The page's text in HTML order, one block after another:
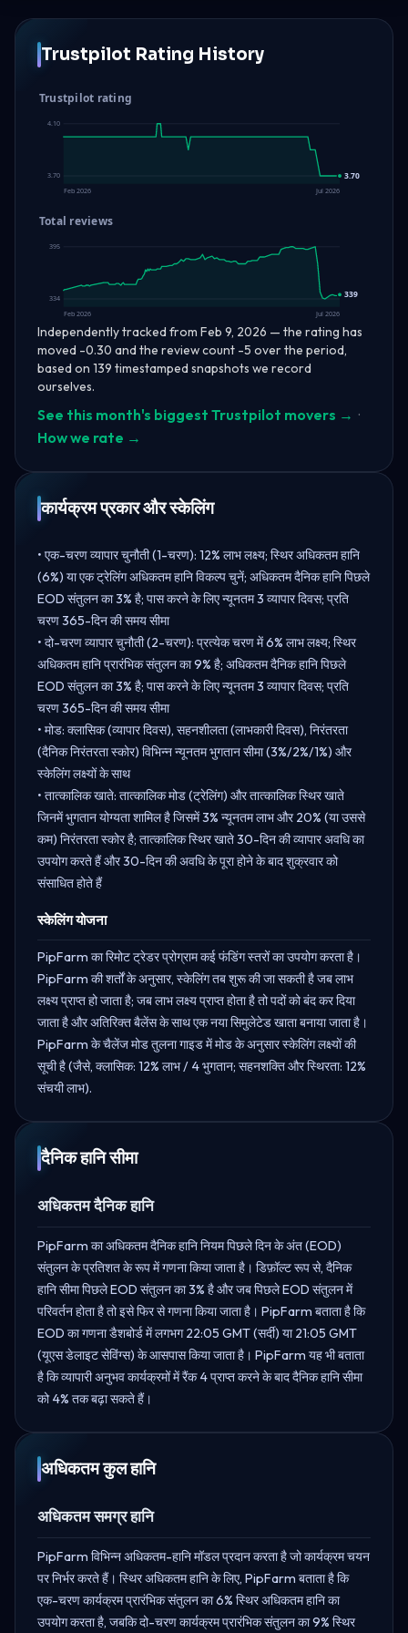
Trustpilot Rating History
Trustpilot rating
4.10
3.70 3.70
Feb 2026 Jul 2026
Total reviews
395
334 339
Feb 2026 Jul 2026
Independently tracked from Feb 9, 2026 — the rating has
moved -0.30 and the review count -5 over the period,
based on 139 timestamped snapshots we record
ourselves.
See this month's biggest Trustpilot movers → ·
How we rate →
कार्यक्रम प्रकार और स्केलिंग
• एक-चरण व्यापार चुनौती (1-चरण): 12% लाभ लक्ष्य; स्थिर अधिकतम हानि
(6%) या एक ट्रेलिंग अधिकतम हानि विकल्प चुनें; अधिकतम दैनिक हानि पिछले
EOD संतुलन का 3% है; पास करने के लिए न्यूनतम 3 व्यापार दिवस; प्रति
चरण 365-दिन की समय सीमा
• दो-चरण व्यापार चुनौती (2-चरण): प्रत्येक चरण में 6% लाभ लक्ष्य; स्थिर
अधिकतम हानि प्रारंभिक संतुलन का 9% है; अधिकतम दैनिक हानि पिछले
EOD संतुलन का 3% है; पास करने के लिए न्यूनतम 3 व्यापार दिवस; प्रति
चरण 365-दिन की समय सीमा
• मोड: क्लासिक (व्यापार दिवस), सहनशीलता (लाभकारी दिवस), निरंतरता
(दैनिक निरंतरता स्कोर) विभिन्न न्यूनतम भुगतान सीमा (3%/2%/1%) और
स्केलिंग लक्ष्यों के साथ
• तात्कालिक खाते: तात्कालिक मोड (ट्रेलिंग) और तात्कालिक स्थिर खाते
जिनमें भुगतान योग्यता शामिल है जिसमें 3% न्यूनतम लाभ और 20% (या उससे
कम) निरंतरता स्कोर है; तात्कालिक स्थिर खाते 30-दिन की व्यापार अवधि का
उपयोग करते हैं और 30-दिन की अवधि के पूरा होने के बाद शुक्रवार को
संसाधित होते हैं
स्केलिंग योजना
PipFarm का रिमोट ट्रेडर प्रोग्राम कई फंडिंग स्तरों का उपयोग करता है।
PipFarm की शर्तों के अनुसार, स्केलिंग तब शुरू की जा सकती है जब लाभ
लक्ष्य प्राप्त हो जाता है; जब लाभ लक्ष्य प्राप्त होता है तो पदों को बंद कर दिया
जाता है और अतिरिक्त बैलेंस के साथ एक नया सिमुलेटेड खाता बनाया जाता है।
PipFarm के चैलेंज मोड तुलना गाइड में मोड के अनुसार स्केलिंग लक्ष्यों की
सूची है (जैसे, क्लासिक: 12% लाभ / 4 भुगतान; सहनशक्ति और स्थिरता: 12%
संचयी लाभ).
दैनिक हानि सीमा
अधिकतम दैनिक हानि
PipFarm का अधिकतम दैनिक हानि नियम पिछले दिन के अंत (EOD)
संतुलन के प्रतिशत के रूप में गणना किया जाता है। डिफ़ॉल्ट रूप से, दैनिक
हानि सीमा पिछले EOD संतुलन का 3% है और जब पिछले EOD संतुलन में
परिवर्तन होता है तो इसे फिर से गणना किया जाता है। PipFarm बताता है कि
EOD का गणना डैशबोर्ड में लगभग 22:05 GMT (सर्दी) या 21:05 GMT
(यूएस डेलाइट सेविंग्स) के आसपास किया जाता है। PipFarm यह भी बताता
है कि व्यापारी अनुभव कार्यक्रमों में रैंक 4 प्राप्त करने के बाद दैनिक हानि सीमा
को 4% तक बढ़ा सकते हैं।
अधिकतम कुल हानि
अधिकतम समग्र हानि
PipFarm विभिन्न अधिकतम-हानि मॉडल प्रदान करता है जो कार्यक्रम चयन
पर निर्भर करते हैं। स्थिर अधिकतम हानि के लिए, PipFarm बताता है कि
एक-चरण कार्यक्रम प्रारंभिक संतुलन का 6% स्थिर अधिकतम हानि का
उपयोग करता है, जबकि दो-चरण कार्यक्रम प्रारंभिक संतुलन का 9% स्थिर